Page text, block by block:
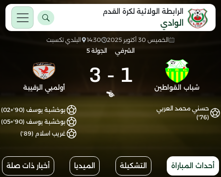
الرابطة الولائية لكرة القدم
الوادي
الخميس 30 أكتوبر 2025 14:30
البلدي تكسبت
الشرفي
الجولة 5
شباب القواطين 1
-
3 أولمبي الرقيبة
حسني محمد العربي
(76')
بوخشبة يوسف (90'+02)
بوخشبة يوسف (90'+05)
غريب اسلام (89')
أحداث المباراة التشكيلة الميديا أخبار ذات صلة